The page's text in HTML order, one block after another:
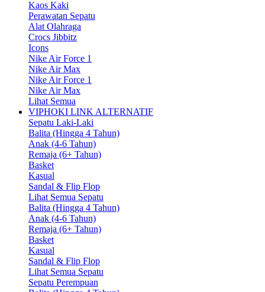
Kaos Kaki
Perawatan Sepatu
Alat Olahraga
Crocs Jibbitz
Icons
Nike Air Force 1
Nike Air Max
Nike Air Force 1
Nike Air Max
Lihat Semua
VIPHOKI LINK ALTERNATIF
Sepatu Laki-Laki
Balita (Hingga 4 Tahun)
Anak (4-6 Tahun)
Remaja (6+ Tahun)
Basket
Kasual
Sandal & Flip Flop
Lihat Semua Sepatu
Balita (Hingga 4 Tahun)
Anak (4-6 Tahun)
Remaja (6+ Tahun)
Basket
Kasual
Sandal & Flip Flop
Lihat Semua Sepatu
Sepatu Perempuan